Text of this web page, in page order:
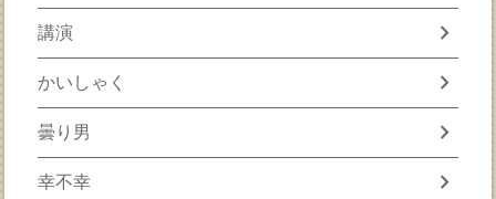
講演 chevron_right
かいしゃく chevron_right
曇り男 chevron_right
幸不幸 chevron_right